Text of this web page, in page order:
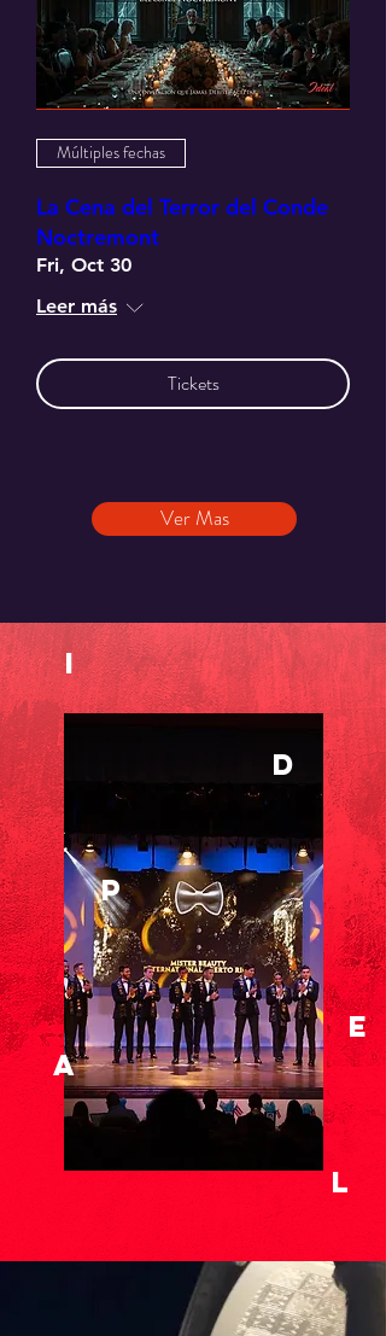
Múltiples fechas
La Cena del Terror del Conde
Noctremont
Fri, Oct 30
Leer más
Tickets
Ver Mas
i
d
P
e
a
l